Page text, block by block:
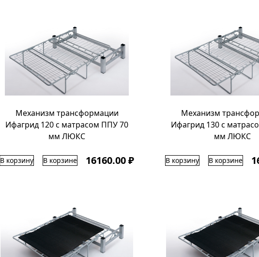
Механизм трансформации
Ифагрид 120 с матрасом ППУ 70
мм ЛЮКС
В корзину В корзине 16160.00 ₽
Механизм
Ифагрид 130 с
мм ЛЮКС
В корзину В корзине